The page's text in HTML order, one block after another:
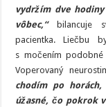
vydržím dve
vôbec,“bilancuje
pacientka. Liečbu
s močením
Voperovaný
chodím po
úžasné, čo pokrok